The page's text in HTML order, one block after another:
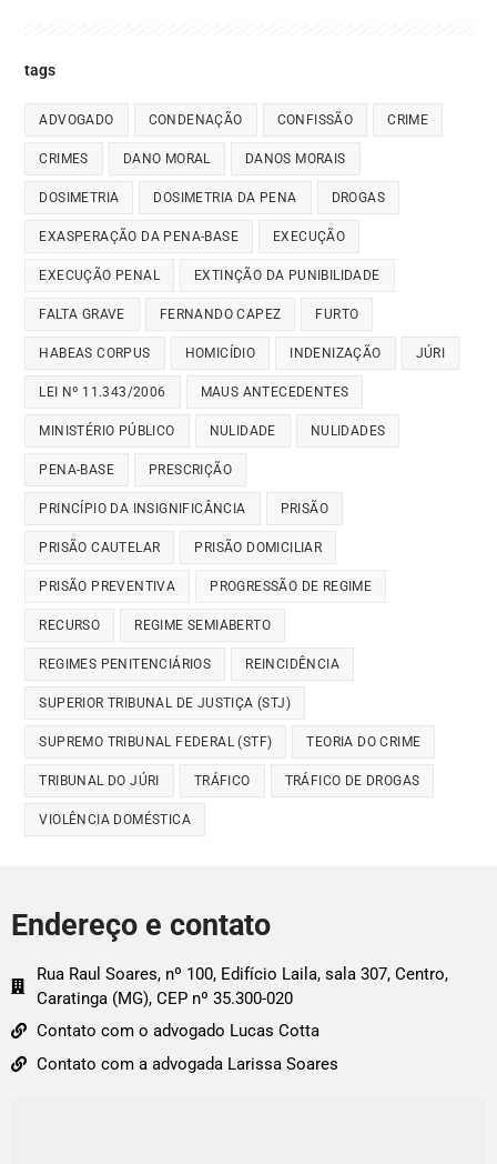
tags
ADVOGADO CONDENAÇÃO CONFISSÃO CRIME
CRIMES DANO MORAL DANOS MORAIS
DOSIMETRIA DOSIMETRIA DA PENA DROGAS
EXASPERAÇÃO DA PENA-BASE EXECUÇÃO
EXECUÇÃO PENAL EXTINÇÃO DA PUNIBILIDADE
FALTA GRAVE FERNANDO CAPEZ FURTO
HABEAS CORPUS HOMICÍDIO INDENIZAÇÃO JÚRI
LEI Nº 11.343/2006 MAUS ANTECEDENTES
MINISTÉRIO PÚBLICO NULIDADE NULIDADES
PENA-BASE PRESCRIÇÃO
PRINCÍPIO DA INSIGNIFICÂNCIA PRISÃO
PRISÃO CAUTELAR PRISÃO DOMICILIAR
PRISÃO PREVENTIVA PROGRESSÃO DE REGIME
RECURSO REGIME SEMIABERTO
REGIMES PENITENCIÁRIOS REINCIDÊNCIA
SUPERIOR TRIBUNAL DE JUSTIÇA (STJ)
SUPREMO TRIBUNAL FEDERAL (STF) TEORIA DO CRIME
TRIBUNAL DO JÚRI TRÁFICO TRÁFICO DE DROGAS
VIOLÊNCIA DOMÉSTICA
Endereço e contato
Rua Raul Soares, nº 100, Edifício Laila, sala 307, Centro,
Caratinga (MG), CEP nº 35.300-020
Contato com o advogado Lucas Cotta
Contato com a advogada Larissa Soares